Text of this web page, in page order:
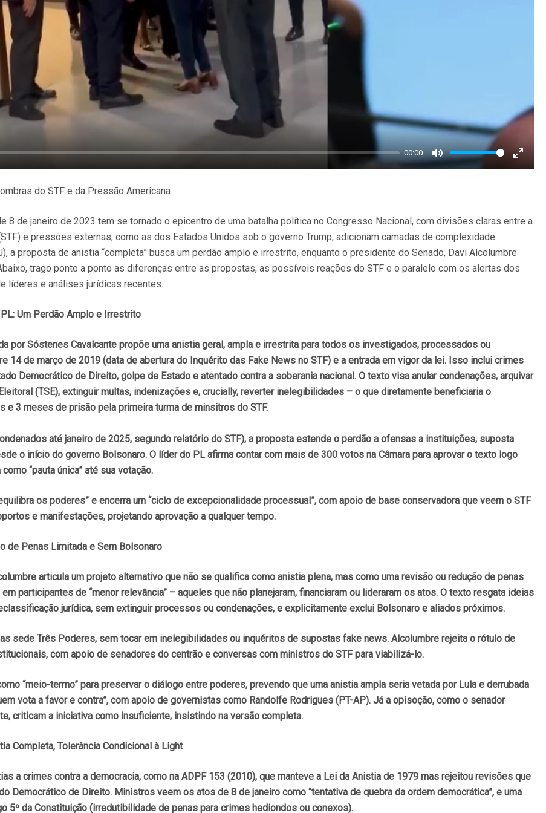
00:00
Mute
Enter
do STF e da Pressão Americana
8 de janeiro de 2023 tem se tornado o epicentro de uma batalha política no Congresso Nacional, com divisões claras entre a
e pressões externas, como as dos Estados Unidos sob o governo Trump, adicionam camadas de complexidade.
a proposta de anistia “completa” busca um perdão amplo e irrestrito, enquanto o presidente do Senado, Davi Alcolumbre
trago ponto a ponto as diferenças entre as propostas, as possíveis reações do STF e o paralelo com os alertas dos
líderes e análises jurídicas recentes.
Um Perdão Amplo e Irrestrito
por Sóstenes Cavalcante propõe uma anistia geral, ampla e irrestrita para todos os investigados, processados ou
de março de 2019 (data de abertura do Inquérito das Fake News no STF) e a entrada em vigor da lei. Isso inclui crimes
Democrático de Direito, golpe de Estado e atentado contra a soberania nacional. O texto visa anular condenações, arquivar
(TSE), extinguir multas, indenizações e, crucially, reverter inelegibilidades – o que diretamente beneficiaria o
e 3 meses de prisão pela primeira turma de minsitros do STF.
até janeiro de 2025, segundo relatório do STF), a proposta estende o perdão a ofensas a instituições, suposta
o início do governo Bolsonaro. O líder do PL afirma contar com mais de 300 votos na Câmara para aprovar o texto logo
“pauta única” até sua votação.
os poderes” e encerra um “ciclo de excepcionalidade processual”, com apoio de base conservadora que veem o STF
e manifestações, projetando aprovação a qualquer tempo.
de Penas Limitada e Sem Bolsonaro
articula um projeto alternativo que não se qualifica como anistia plena, mas como uma revisão ou redução de penas
participantes de “menor relevância” – aqueles que não planejaram, financiaram ou lideraram os atos. O texto resgata ideias
jurídica, sem extinguir processos ou condenações, e explicitamente exclui Bolsonaro e aliados próximos.
sede Três Poderes, sem tocar em inelegibilidades ou inquéritos de supostas fake news. Alcolumbre rejeita o rótulo de
com apoio de senadores do centrão e conversas com ministros do STF para viabilizá-lo.
“meio-termo” para preservar o diálogo entre poderes, prevendo que uma anistia ampla seria vetada por Lula e derrubada
vota a favor e contra”, com apoio de governistas como Randolfe Rodrigues (PT-AP). Já a opisoção, como o senador
criticam a iniciativa como insuficiente, insistindo na versão completa.
Completa, Tolerância Condicional à Light
a crimes contra a democracia, como na ADPF 153 (2010), que manteve a Lei da Anistia de 1979 mas rejeitou revisões que
Democrático de Direito. Ministros veem os atos de 8 de janeiro como “tentativa de quebra da ordem democrática”, e uma
5º da Constituição (irredutibilidade de penas para crimes hediondos ou conexos).